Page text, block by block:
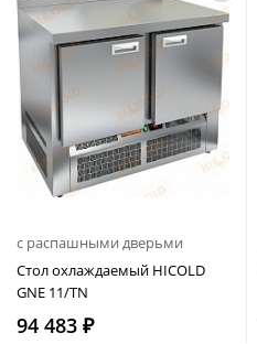
с распашными дверьми
Стол охлаждаемый HICOLD
GNE 11/TN
94 483 ₽